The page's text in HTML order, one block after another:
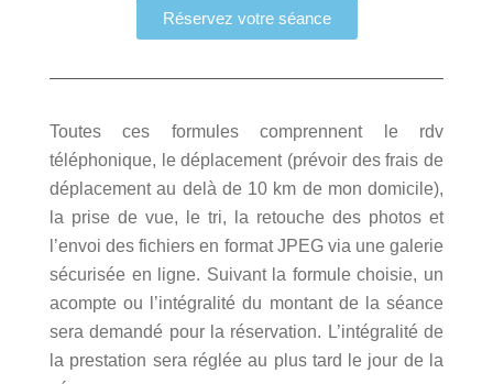
Réservez votre séance
Toutes ces formules comprennent le rdv
téléphonique, le déplacement (prévoir des frais de
déplacement au delà de 10 km de mon domicile),
la prise de vue, le tri, la retouche des photos et
l’envoi des fichiers en format JPEG via une galerie
sécurisée en ligne. Suivant la formule choisie, un
acompte ou l’intégralité du montant de la séance
sera demandé pour la réservation. L’intégralité de
la prestation sera réglée au plus tard le jour de la